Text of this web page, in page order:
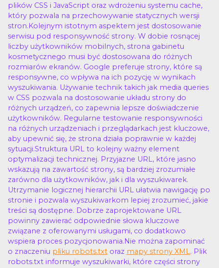
plików CSS i JavaScript oraz wdrożeniu systemu cache,
który pozwala na przechowywanie statycznych wersji
stron.Kolejnym istotnym aspektem jest dostosowanie
serwisu pod responsywność strony. W dobie rosnącej
liczby użytkowników mobilnych, strona gabinetu
kosmetycznego musi być dostosowana do różnych
rozmiarów ekranów. Google preferuje strony, które są
responsywne, co wpływa na ich pozycję w wynikach
wyszukiwania. Używanie technik takich jak media queries
w CSS pozwala na dostosowanie układu strony do
różnych urządzeń, co zapewnia lepsze doświadczenie
użytkowników. Regularne testowanie responsywności
na różnych urządzeniach i przeglądarkach jest kluczowe,
aby upewnić się, że strona działa poprawnie w każdej
sytuacji.Struktura URL to kolejny ważny element
optymalizacji technicznej. Przyjazne URL, które jasno
wskazują na zawartość strony, są bardziej zrozumiałe
zarówno dla użytkowników, jak i dla wyszukiwarek.
Utrzymanie logicznej hierarchii URL ułatwia nawigację po
stronie i pozwala wyszukiwarkom lepiej zrozumieć, jakie
treści są dostępne. Dobrze zaprojektowane URL
powinny zawierać odpowiednie słowa kluczowe
związane z oferowanymi usługami, co dodatkowo
wspiera proces pozycjonowania.Nie można zapominać
o znaczeniu pliku robots.txt oraz mapy strony XML. Plik
robots.txt informuje wyszukiwarki, które części strony